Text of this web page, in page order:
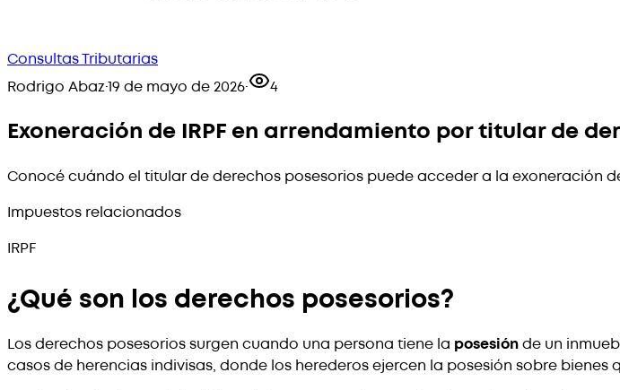
Consultas Tributarias
Rodrigo Abaz·19 de mayo de 2026· 4
Exoneración de IRPF en arrendamiento por titular de
Conocé cuándo el titular de derechos posesorios puede acceder a la exoneración
Impuestos relacionados
IRPF
¿Qué son los derechos posesorios?
Los derechos posesorios surgen cuando una persona tiene la posesiónde un
casos de herencias indivisas, donde los herederos ejercen la posesión sobre